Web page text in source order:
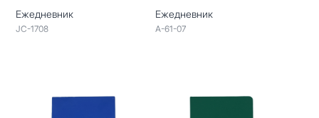
Ежедневник
JC-1708
Ежедневник
A-61-07